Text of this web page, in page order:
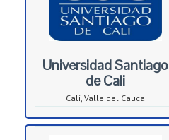
Universidad Santiago
de Cali
Cali, Valle del Cauca